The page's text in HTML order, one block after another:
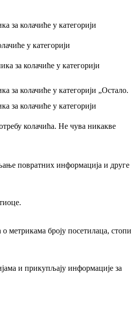
за колачиће у категорији
у категорији
за колачиће у категорији
за колачиће у категорији „Остало.
за колачиће у категорији
колачића. Не чува никакве
повратних информација и друге
метрикама броју посетилаца, стопи
и прикупљају информације за